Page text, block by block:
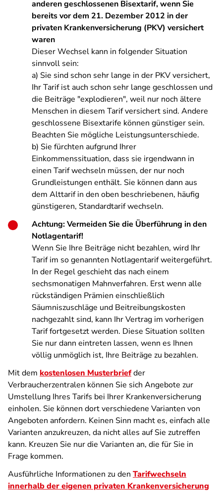
anderen geschlossenen Bisextarif, wenn Sie
bereits vor dem 21. Dezember 2012 in der
privaten Krankenversicherung (PKV) versichert
waren
Dieser Wechsel kann in folgender Situation
sinnvoll sein:
a) Sie sind schon sehr lange in der PKV versichert,
Ihr Tarif ist auch schon sehr lange geschlossen und
die Beiträge "explodieren", weil nur noch ältere
Menschen in diesem Tarif versichert sind. Andere
geschlossene Bisextarife können günstiger sein.
Beachten Sie mögliche Leistungsunterschiede.
b) Sie fürchten aufgrund Ihrer
Einkommenssituation, dass sie irgendwann in
einen Tarif wechseln müssen, der nur noch
Grundleistungen enthält. Sie können dann aus
dem Alttarif in den oben beschriebenen, häufig
günstigeren, Standardtarif wechseln.
Achtung: Vermeiden Sie die Überführung in den
Notlagentarif!
Wenn Sie Ihre Beiträge nicht bezahlen, wird Ihr
Tarif im so genannten Notlagentarif weitergeführt.
In der Regel geschieht das nach einem
sechsmonatigen Mahnverfahren. Erst wenn alle
rückständigen Prämien einschließlich
Säumniszuschläge und Beitreibungskosten
nachgezahlt sind, kann Ihr Vertrag im vorherigen
Tarif fortgesetzt werden. Diese Situation sollten
Sie nur dann eintreten lassen, wenn es Ihnen
völlig unmöglich ist, Ihre Beiträge zu bezahlen.
Mit dem kostenlosen Musterbriefder
Verbraucherzentralen können Sie sich Angebote zur
Umstellung Ihres Tarifs bei Ihrer Krankenversicherung
einholen. Sie können dort verschiedene Varianten von
Angeboten anfordern. Keinen Sinn macht es, einfach alle
Varianten anzukreuzen, da nicht alles auf Sie zutreffen
kann. Kreuzen Sie nur die Varianten an, die für Sie in
Frage kommen.
Ausführliche Informationen zu den Tarifwechseln
innerhalb der eigenen privaten Krankenversicherung